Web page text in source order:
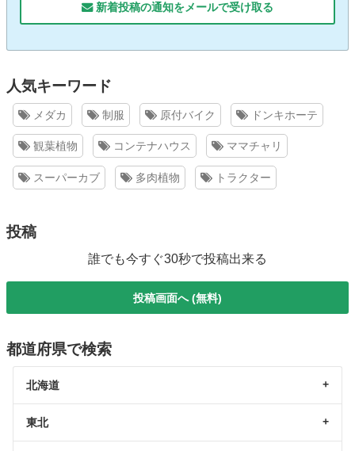
新着投稿の通知をメールで受け取る
人気キーワード
メダカ 制服 原付バイク ドンキホーテ
観葉植物 コンテナハウス ママチャリ
スーパーカブ 多肉植物 トラクター
投稿
誰でも今すぐ30秒で投稿出来る
投稿画面へ (無料)
都道府県で検索
北海道
東北